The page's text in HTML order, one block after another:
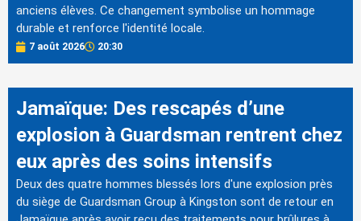
anciens élèves. Ce changement symbolise un hommage
durable et renforce l'identité locale.
7 août 2026 20:30
Jamaïque: Des rescapés d’une
explosion à Guardsman rentrent chez
eux après des soins intensifs
Deux des quatre hommes blessés lors d'une explosion près
du siège de Guardsman Group à Kingston sont de retour en